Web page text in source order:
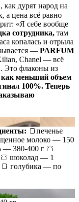
дурят народ на
а цена всё равно
«Я себе вообще
сотрудника, там
копалась и отрыла
— PARFUM
Chanel — всё
Это флаконы из
меньший объем
100%. Теперь
🍞печенье
молоко — 150
— 380-400 г 🍞
шоколад — 1
🍞 голубика — по